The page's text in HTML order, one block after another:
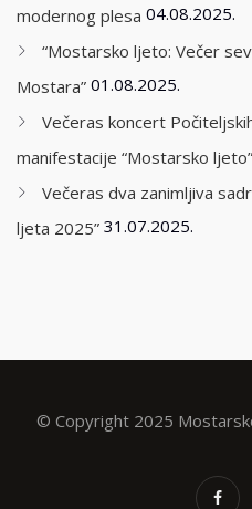
modernog plesa 04.08.2025.
“Mostarsko ljeto: Večer
Mostara” 01.08.2025.
Večeras koncert
manifestacije “Mostarsko ljeto”
Večeras dva zanimljiva
ljeta 2025” 31.07.2025.
© Copyright 2025